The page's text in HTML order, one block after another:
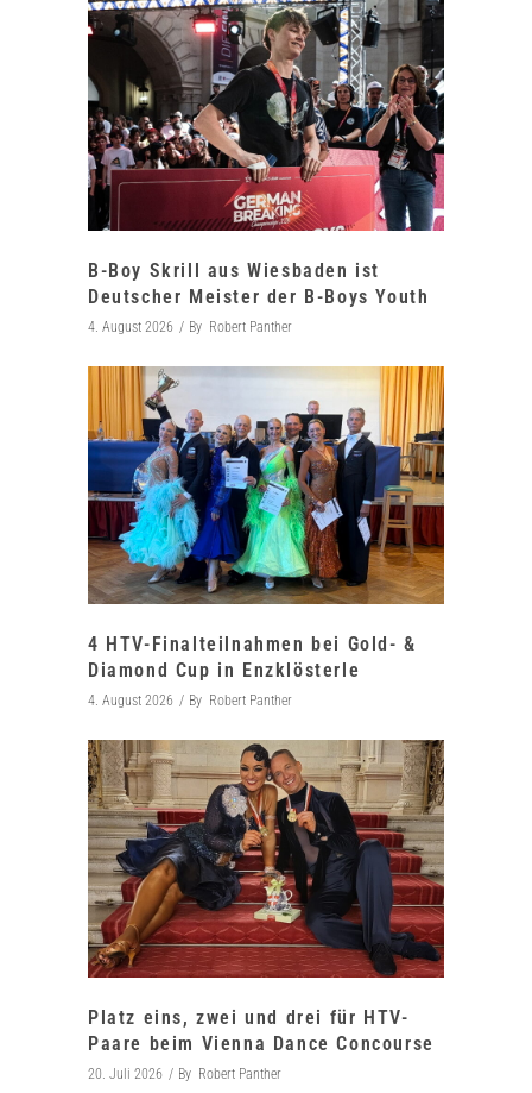
B-Boy Skrill aus Wiesbaden ist
Deutscher Meister der B-Boys Youth
4. August 2026 By Robert Panther
4 HTV-Finalteilnahmen bei Gold- &
Diamond Cup in Enzklösterle
4. August 2026 By Robert Panther
Platz eins, zwei und drei für HTV-
Paare beim Vienna Dance Concourse
20. Juli 2026 By Robert Panther